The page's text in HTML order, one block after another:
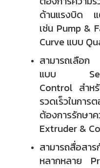
ด้านแรงบิด แ
เช่น Pump &
Curve แบบ
สามารถเลื
แบบ
Control สำห
รวดเร็วในกา
ต้องการรักษา
Extruder &
สามารถสื่อสา
หลากหลาย